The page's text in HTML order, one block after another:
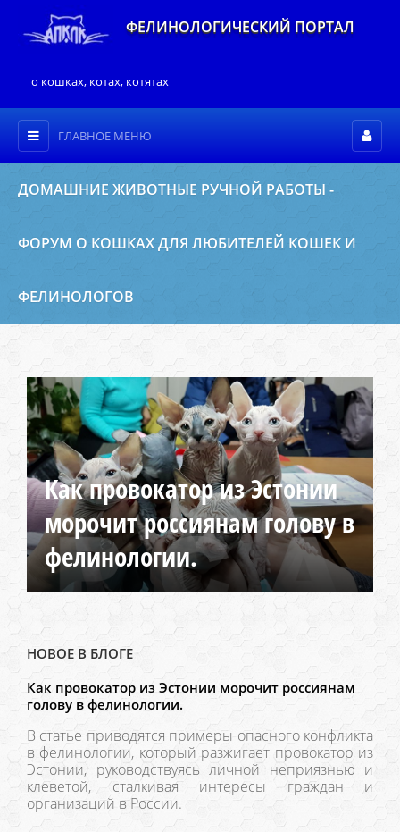
ФЕЛИНОЛОГИЧЕСКИЙ ПОРТАЛ
о кошках, котах, котятах
ГЛАВНОЕ МЕНЮ
ДОМАШНИЕ ЖИВОТНЫЕ РУЧНОЙ РАБОТЫ -
ФОРУМ О КОШКАХ ДЛЯ ЛЮБИТЕЛЕЙ КОШЕК И
ФЕЛИНОЛОГОВ
Как провокатор из Эстонии
морочит россиянам голову в
фелинологии.
НОВОЕ В БЛОГЕ
Как провокатор из Эстонии морочит россиянам
голову в фелинологии.
В статье приводятся примеры опасного конфликта
в фелинологии, который разжигает провокатор из
Эстонии, руководствуясь личной неприязнью и
клеветой, сталкивая интересы граждан и
организаций в России.